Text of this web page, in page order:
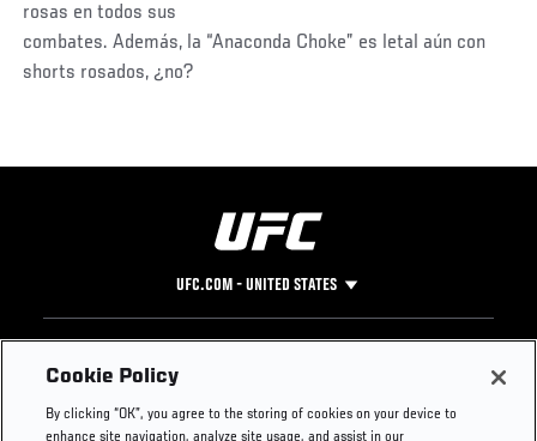
rosas en todos sus
combates. Además, la “Anaconda Choke” es letal aún con
shorts rosados, ¿no?
UFC.COM - UNITED STATES
Footer
UFC
UFC Foundation
Instagram
Press
Cookie Policy
By clicking “OK”, you agree to the storing of cookies on your device to